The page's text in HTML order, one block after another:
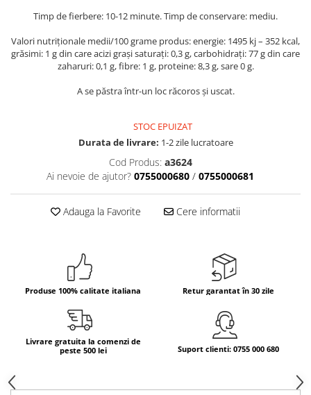
Bere italiana
Vinuri italiene
Bauturi aperitive, alcoolice
Sucuri si bauturi racoritoare
Panettone cozonac italian,
Pandoro si Balocco
Produse de panificatie
Produse de patiserie
Timp de fierbere: 10-12 minute. Timp de conservare: mediu.
Valori nutriționale medii/100 grame produs: energie: 1495 kj – 352 kcal,
grăsimi: 1 g din care acizi grași saturați: 0,3 g, carbohidrați: 77 g din care
zaharuri: 0,1 g, fibre: 1 g, proteine: 8,3 g, sare 0 g.
A se păstra într-un loc răcoros și uscat.
STOC EPUIZAT
Durata de livrare: 1-2 zile lucratoare
Cod Produs: a3624
Ai nevoie de ajutor? 0755000680 / 0755000681
Adauga la Favorite Cere informatii
Produse 100% calitate italiana Retur garantat în 30 zile
Livrare gratuita la comenzi de
peste 500 lei
Suport clienti: 0755 000 680